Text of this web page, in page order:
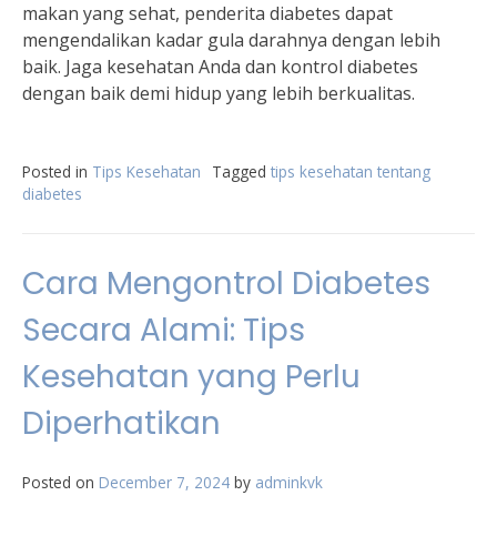
makan yang sehat, penderita diabetes dapat
mengendalikan kadar gula darahnya dengan lebih
baik. Jaga kesehatan Anda dan kontrol diabetes
dengan baik demi hidup yang lebih berkualitas.
Posted in Tips Kesehatan Tagged tips kesehatan tentang
diabetes
Cara Mengontrol Diabetes
Secara Alami: Tips
Kesehatan yang Perlu
Diperhatikan
Posted on December 7, 2024 by adminkvk